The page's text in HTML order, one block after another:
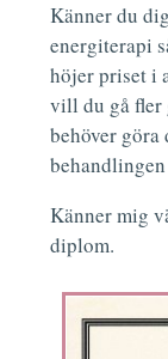
Känner du
energiterapi
höjer priset i
vill du gå fler
behöver göra
Känner mig
diplom.